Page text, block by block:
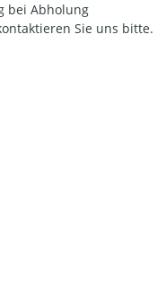
bei Abholung
Sie uns bitte.